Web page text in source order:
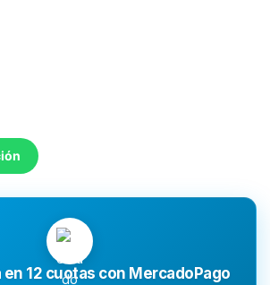
12 cuotas con MercadoPago